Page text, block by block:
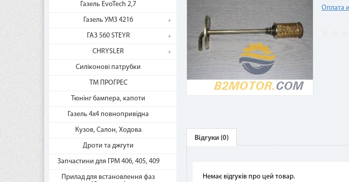
Газель EvoTech 2,7
Газель УМЗ 4216
ГАЗ 560 STEYR
CHRYSLER
Силіконові патрубки
ТМ ПРОГРЕС
Тюнінг бампера, капоти
Газель 4х4 повнопривідна
Кузов, Салон, Ходова
Дроти та джгути
Запчастини для ГРМ 406, 405, 409
Прилад для встановлення фаз
Оплата
Відгуки (0)
Немає відгуків про цей товар.
платежей и совершите
покупку. С Вашей карты
спишется первый платеж
Какими картами можно оплатить
рассрочка»?